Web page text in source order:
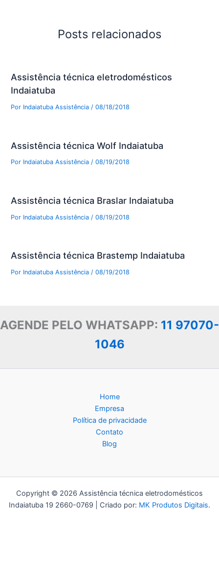
Posts relacionados
Assistência técnica eletrodomésticos
Indaiatuba
Por Indaiatuba Assistência/08/18/2018
Assistência técnica Wolf Indaiatuba
Por Indaiatuba Assistência/08/19/2018
Assistência técnica Braslar Indaiatuba
Por Indaiatuba Assistência /08/19/2018
Assistência técnica Brastemp Indaiatuba
Por Indaiatuba Assistência /08/19/2018
AGENDE PELO WHATSAPP: 11 97070-
1046
Home
Empresa
Política de privacidade
Contato
Blog
Copyright © 2026 Assistência técnica eletrodomésticos
Indaiatuba 19 2660-0769 | Criado por: MK Produtos Digitais.